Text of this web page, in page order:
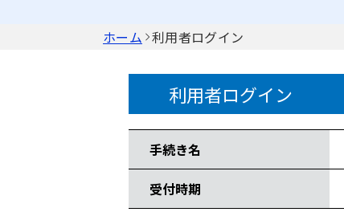
ホーム 利用者ログイン
利用者ログイン
手続き名
受付時期